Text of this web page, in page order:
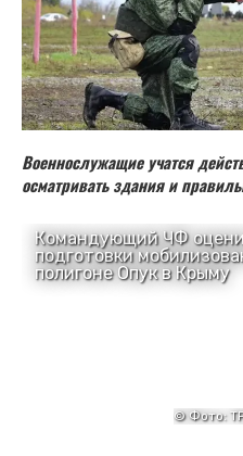
Военнослужащие учатся
осматривать здания и